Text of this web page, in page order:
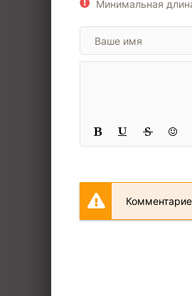
Минимальная